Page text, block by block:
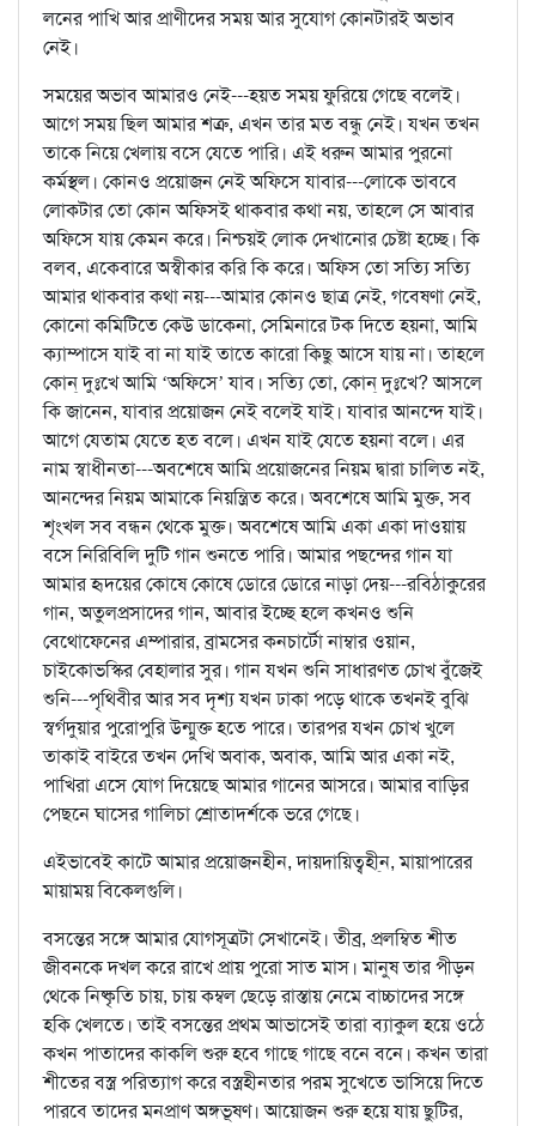
লনের পাখি আর প্রাণীদের সময় আর সুযোগ কোনটারই অভাব
নেই।
সময়ের অভাব আমারও নেই---হয়ত সময় ফুরিয়ে গেছে বলেই।
আগে সময় ছিল আমার শত্রু, এখন তার মত বন্ধু নেই। যখন তখন
তাকে নিয়ে খেলায় বসে যেতে পারি। এই ধরুন আমার পুরনো
কর্মস্থল। কোনও প্রয়োজন নেই অফিসে যাবার---লোকে ভাববে
লোকটার তো কোন অফিসই থাকবার কথা নয়, তাহলে সে আবার
অফিসে যায় কেমন করে। নিশ্চয়ই লোক দেখানোর চেষ্টা হচ্ছে। কি
বলব, একেবারে অস্বীকার করি কি করে। অফিস তো সত্যি সত্যি
আমার থাকবার কথা নয়---আমার কোনও ছাত্র নেই, গবেষণা নেই,
কোনো কমিটিতে কেউ ডাকেনা, সেমিনারে টক দিতে হয়না, আমি
ক্যাম্পাসে যাই বা না যাই তাতে কারো কিছু আসে যায় না। তাহলে
কোন্‌ দুঃখে আমি ‘অফিসে’ যাব। সত্যি তো, কোন্‌ দুঃখে? আসলে
কি জানেন, যাবার প্রয়োজন নেই বলেই যাই। যাবার আনন্দে যাই।
আগে যেতাম যেতে হত বলে। এখন যাই যেতে হয়না বলে। এর
নাম স্বাধীনতা---অবশেষে আমি প্রয়োজনের নিয়ম দ্বারা চালিত নই,
আনন্দের নিয়ম আমাকে নিয়ন্ত্রিত করে। অবশেষে আমি মুক্ত, সব
শৃংখল সব বন্ধন থেকে মুক্ত। অবশেষে আমি একা একা দাওয়ায়
বসে নিরিবিলি দুটি গান শুনতে পারি। আমার পছন্দের গান যা
আমার হৃদয়ের কোষে কোষে ডোরে ডোরে নাড়া দেয়---রবিঠাকুরের
গান, অতুলপ্রসাদের গান, আবার ইচ্ছে হলে কখনও শুনি
বেথোফেনের এম্পারার, ব্রামসের কনচার্টো নাম্বার ওয়ান,
চাইকোভস্কির বেহালার সুর। গান যখন শুনি সাধারণত চোখ বুঁজেই
শুনি---পৃথিবীর আর সব দৃশ্য যখন ঢাকা পড়ে থাকে তখনই বুঝি
স্বর্গদুয়ার পুরোপুরি উন্মুক্ত হতে পারে। তারপর যখন চোখ খুলে
তাকাই বাইরে তখন দেখি অবাক, অবাক, আমি আর একা নই,
পাখিরা এসে যোগ দিয়েছে আমার গানের আসরে। আমার বাড়ির
পেছনে ঘাসের গালিচা শ্রোতাদর্শকে ভরে গেছে।
এইভাবেই কাটে আমার প্রয়োজনহীন, দায়দায়িত্বহী্ন‌, মায়াপারের
মায়াময় বিকেলগুলি।
বসন্তের সঙ্গে আমার যোগসূত্রটা সেখানেই। তীব্র, প্রলম্বিত শীত
জীবনকে দখল করে রাখে প্রায় পুরো সাত মাস। মানুষ তার পীড়ন
থেকে নিষ্কৃতি চায়, চায় কম্বল ছেড়ে রাস্তায় নেমে বাচ্চাদের সঙ্গে
হকি খেলতে। তাই বসন্তের প্রথম আভাসেই তারা ব্যাকুল হয়ে ওঠে
কখন পাতাদের কাকলি শুরু হবে গাছে গাছে বনে বনে। কখন তারা
শীতের বস্ত্র পরিত্যাগ করে বস্ত্রহীনতার পরম সুখেতে ভাসিয়ে দিতে
পারবে তাদের মনপ্রাণ অঙ্গভূষণ। আয়োজন শুরু হয়ে যায় ছুটির,